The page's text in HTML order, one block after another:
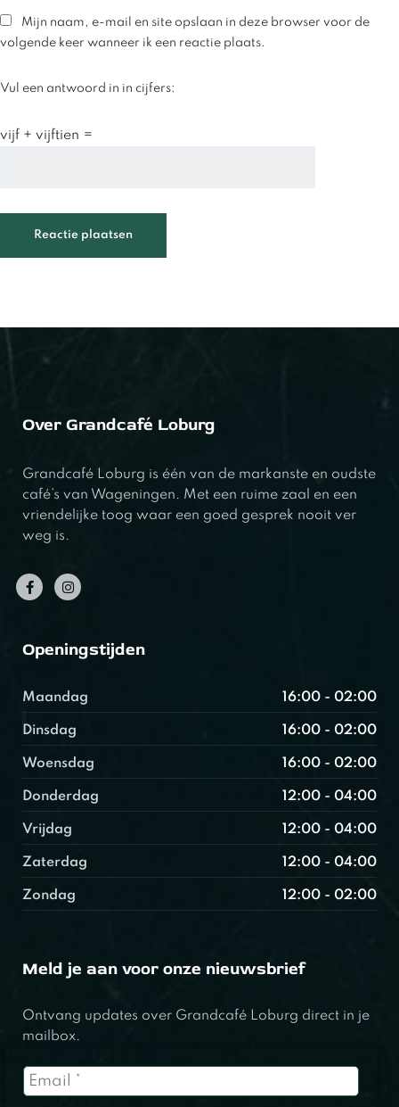
Mijn naam, e-mail en site opslaan in deze browser voor de
volgende keer wanneer ik een reactie plaats.
Vul een antwoord in in cijfers:
vijf + vijftien =
Over Grandcafé Loburg
Grandcafé Loburg is één van de markanste en oudste
café’s van Wageningen. Met een ruime zaal en een
vriendelijke toog waar een goed gesprek nooit ver
weg is.
Openingstijden
Maandag 16:00 - 02:00
Dinsdag 16:00 - 02:00
Woensdag 16:00 - 02:00
Donderdag 12:00 - 04:00
Vrijdag 12:00 - 04:00
Zaterdag 12:00 - 04:00
Zondag 12:00 - 02:00
Meld je aan voor onze nieuwsbrief
Ontvang updates over Grandcafé Loburg direct in je
mailbox.